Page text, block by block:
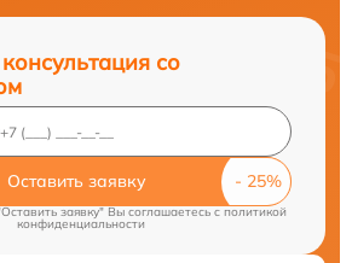
со
Оставить заявку
заявку" Вы соглашаетесь cполитикой
конфиденциальности